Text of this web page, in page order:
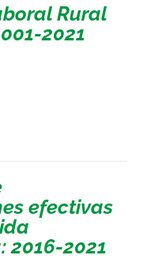
Rural
2021
efectivas
2021